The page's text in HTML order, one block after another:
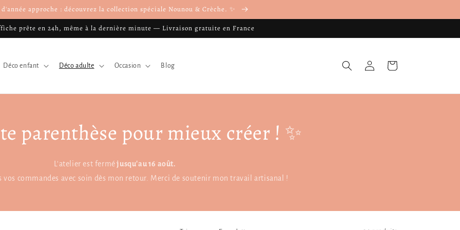
approche : découvrez la collection spéciale Nounou & Crèche. ✨
prête en 24h, même à la dernière minute — Livraison gratuite en France
Déco enfant Déco adulte Occasion Blog Connexion Panier
parenthèse pour mieux créer ! ✨
L'atelier est ferméjusqu'au 16 août.
vos commandes avec soin dès mon retour. Merci de soutenir mon travail artisanal !